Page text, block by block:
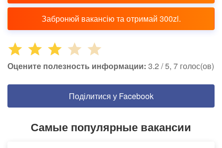
Забронюй вакансію та отримай 300zl.
Оцените полезность информации: 3.2 / 5, 7 голос(ов)
Поділитися у Facebook
Самые популярные вакансии